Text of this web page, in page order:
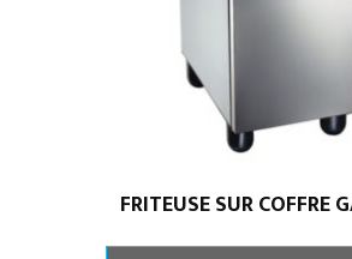
FRITEUSE SUR COFFRE